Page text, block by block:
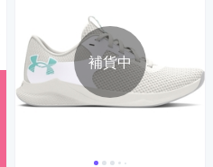
補貨中